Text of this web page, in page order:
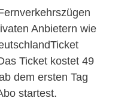
Anbietern wie
Ticket kostet 49
dem ersten Tag
startest.